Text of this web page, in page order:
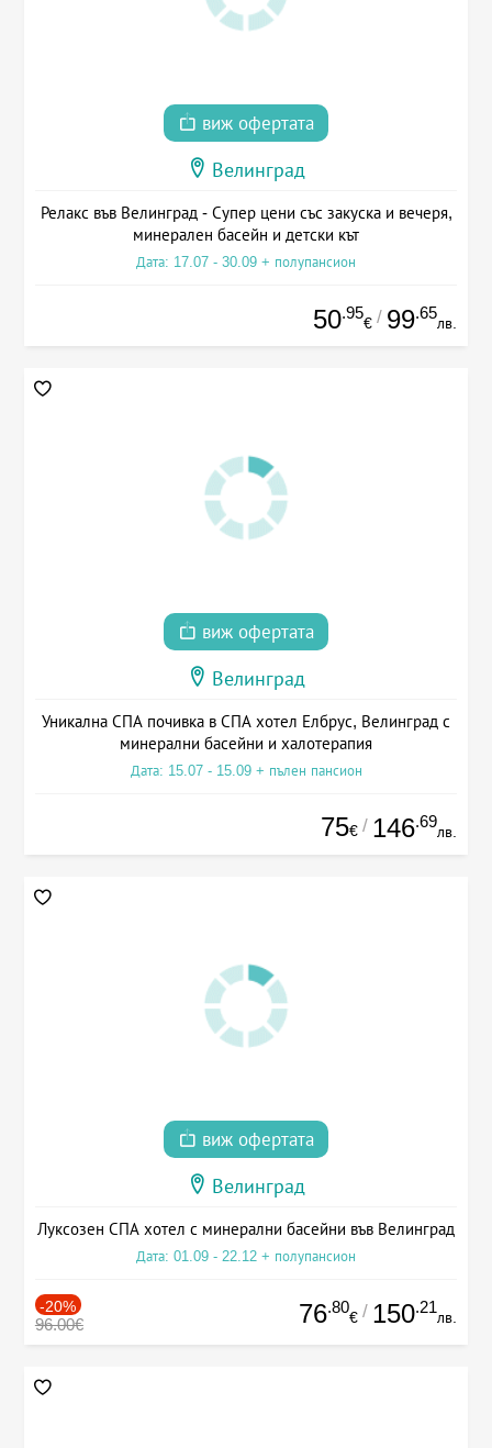
виж офертата
Велинград
Релакс във Велинград - Супер цени със закуска и вечеря,
минерален басейн и детски кът
Дата: 17.07 - 30.09 + полупансион
50.95
€ / 99.65
лв.
виж офертата
Велинград
Уникална СПА почивка в СПА хотел Елбрус, Велинград с
минерални басейни и халотерапия
Дата: 15.07 - 15.09 + пълен пансион
75€ / 146.69
лв.
виж офертата
Велинград
Луксозен СПА хотел с минерални басейни във Велинград
Дата: 01.09 - 22.12 + полупансион
-20%
96.00€ 76.80
€ / 150.21
лв.